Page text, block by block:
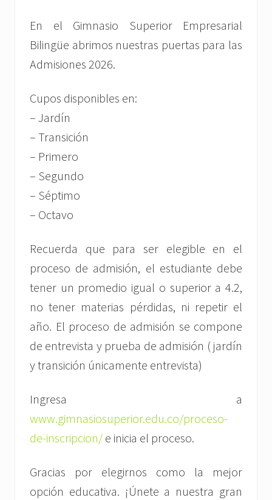
En el Gimnasio Superior Empresarial
Bilingüe abrimos nuestras puertas para las
Admisiones 2026.
Cupos disponibles en:
– Jardín
– Transición
– Primero
– Segundo
– Séptimo
– Octavo
Recuerda que para ser elegible en el
proceso de admisión, el estudiante debe
tener un promedio igual o superior a 4.2,
no tener materias pérdidas, ni repetir el
año. El proceso de admisión se compone
de entrevista y prueba de admisión ( jardín
y transición únicamente entrevista)
Ingresa a
www.gimnasiosuperior.edu.co/proceso-
de-inscripcion/ e inicia el proceso.
Gracias por elegirnos como la mejor
opción educativa. ¡Únete a nuestra gran